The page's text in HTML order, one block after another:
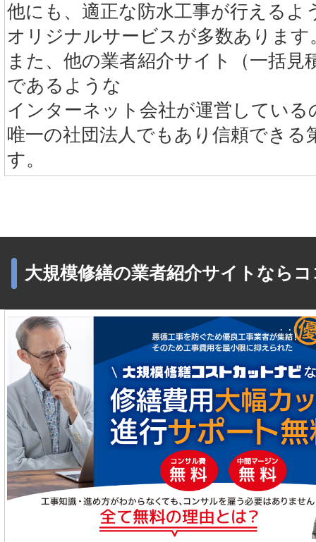
他にも、適正な防水工事が行えるよ
オリジナルサービスが多数あります
また、他の業者紹介サイト（一括見
であるような
インターネット会社が運営している
唯一の社団法人でもあり信頼できる
す。
大規模修繕の業者紹介サイトならコ